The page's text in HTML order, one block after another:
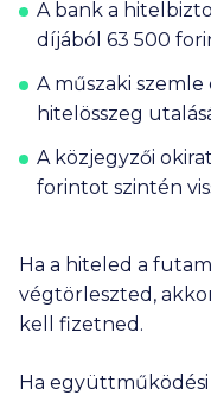
A bank a
díjából 63 500
A műszaki
hitelösszeg
A közjegyzői
forintot szintén
Ha a hiteled a
végtörleszted,
kell fizetned.
Ha